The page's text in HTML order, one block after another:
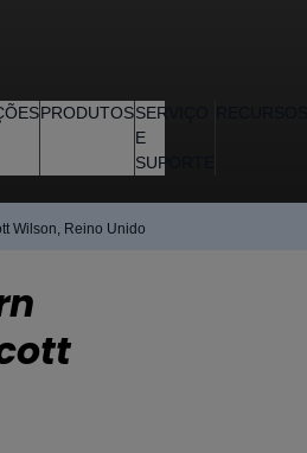
PRODUTOSSERVIÇO
E
SUPORTE
Wilson, Reino Unido